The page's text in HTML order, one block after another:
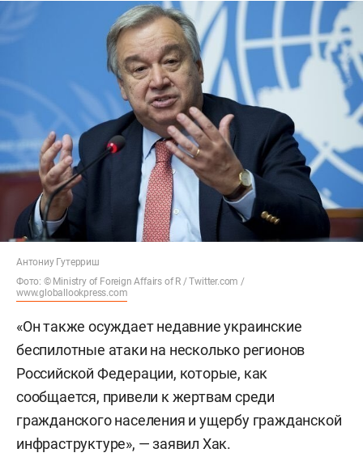
Антониу Гутерриш
Фото: © Ministry of Foreign Affairs of R / Twitter.com /
www.globallookpress.com
«Он также осуждает недавние украинские
беспилотные атаки на несколько регионов
Российской Федерации, которые, как
сообщается, привели к жертвам среди
гражданского населения и ущербу гражданской
инфраструктуре», — заявил Хак.